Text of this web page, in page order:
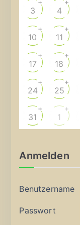
3
+
4
+
10
+
11
+
17
+
18
+
24
+
25
+
31
+
1
+
Anmelden
Benutzername
Passwort